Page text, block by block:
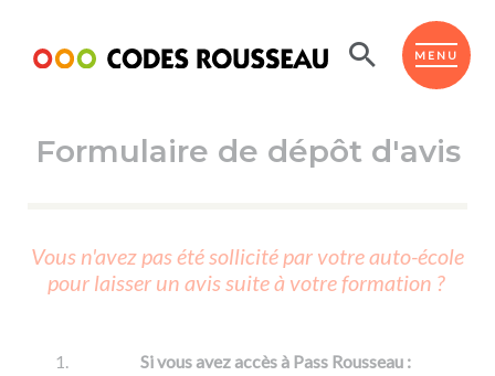
MENU
ESPACE ÉLÈVE
Code de la route
Passer l'ASSR
Réviser le code
Passer l'ETM
Permis voiture
Formulaire de dépôt d'avis
Vous n'avez pas été sollicité par votre auto-école
pour laisser un avis suite à votre formation ?
Si vous avez accès à Pass Rousseau :